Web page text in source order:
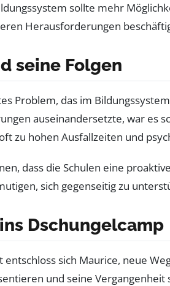
sollte mehr
Herausforderungen
seine Folgen
Problem, das im
auseinandersetzte, war es
zu hohen Ausfallzeiten und
dass die Schulen eine
sich gegenseitig zu
Dschungelcamp
entschloss sich Maurice, neue
und seine Vergangenheit